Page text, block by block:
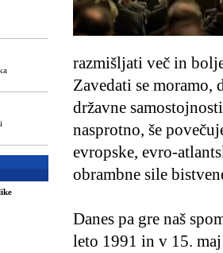
razmišljati več in
Zavedati se moramo,
državne
nasprotno, še
evropske, evro-
obrambne sile
Danes pa gre naš
leto 1991 in v 15.